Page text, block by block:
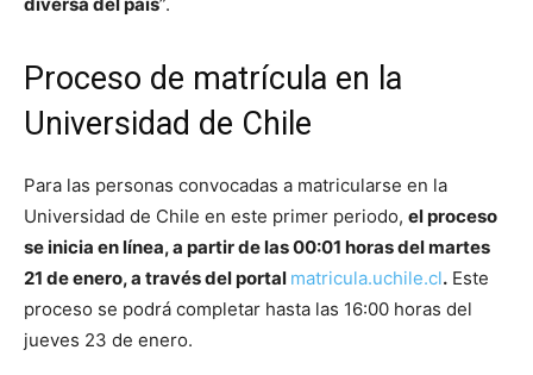
Proceso de matrícula en la
Universidad de Chile
Para las personas convocadas a matricularse en la
Universidad de Chile en este primer periodo, el proceso
se inicia en línea, a partir de las 00:01 horas del martes
21 de enero, a través del portal matricula.uchile.cl. Este
proceso se podrá completar hasta las 16:00 horas del
jueves 23 de enero.